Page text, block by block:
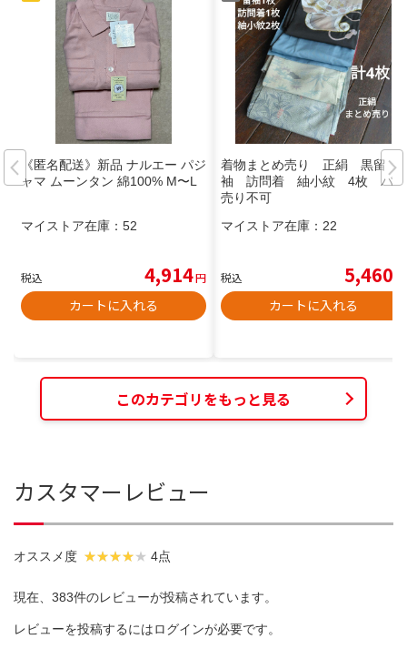
《匿名配送》新品 ナルエー パジ
ャマ ムーンタン 綿100% M〜L
マイストア在庫： 52
税込 4,914円
カートに入れる
着物まとめ売り 正絹 黒留
袖 訪問着 紬小紋 4枚 バラ
売り不可
マイストア在庫： 22
税込 5,460
カートに入れる
このカテゴリをもっと見る
カスタマーレビュー
オススメ度 4点
現在、383件のレビューが投稿されています。
レビューを投稿するにはログインが必要です。